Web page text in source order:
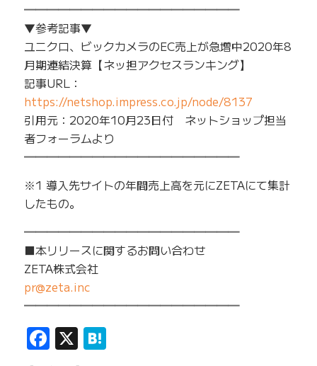
━━━━━━━━━━━━━━━━━━━
▼参考記事▼
ユニクロ、ビックカメラのEC売上が急増中2020年8
月期連結決算【ネッ担アクセスランキング】
記事URL：
https://netshop.impress.co.jp/node/8137
引用元：2020年10月23日付 ネットショップ担当
者フォーラムより
━━━━━━━━━━━━━━━━━━━
※1 導入先サイトの年間売上高を元にZETAにて集計
したもの。
━━━━━━━━━━━━━━━━━━━
■本リリースに関するお問い合わせ
ZETA株式会社
pr@zeta.inc
━━━━━━━━━━━━━━━━━━━
Facebook
X Hatena